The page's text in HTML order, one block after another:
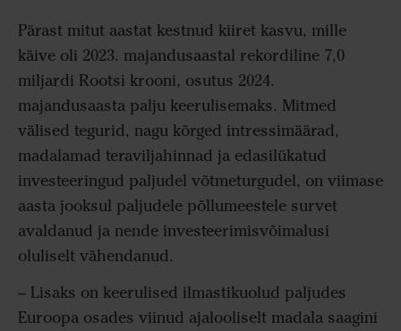
Pärast mitut aastat kestnud kiiret kasvu, mille
käive oli 2023. majandusaastal rekordiline 7,0
miljardi Rootsi krooni, osutus 2024.
majandusaasta palju keerulisemaks. Mitmed
välised tegurid, nagu kõrged intressimäärad,
madalamad teraviljahinnad ja edasilükatud
investeeringud paljudel võtmeturgudel, on viimase
aasta jooksul paljudele põllumeestele survet
avaldanud ja nende investeerimisvõimalusi
oluliselt vähendanud.
– Lisaks on keerulised ilmastikuolud paljudes
Euroopa osades viinud ajalooliselt madala saagini